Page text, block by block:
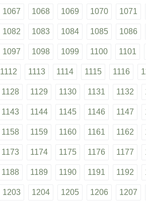
1067 1068 1069 1070 1071
1082 1083 1084 1085 1086
1097 1098 1099 1100 1101
1112 1113 1114 1115 1116
1128 1129 1130 1131 1132
1143 1144 1145 1146 1147
1158 1159 1160 1161 1162
1173 1174 1175 1176 1177
1188 1189 1190 1191 1192
1203 1204 1205 1206 1207